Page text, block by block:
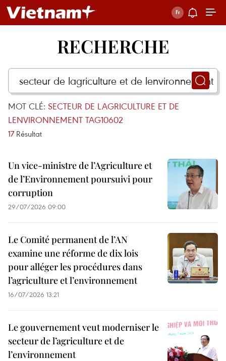
RECHERCHE
MOT CLÉ: SECTEUR DE LAGRICULTURE ET DE
LENVIRONNEMENT TAG10602
17 Résultat
Un vice-ministre de l’Agriculture et
de l’Environnement poursuivi pour
corruption
29/07/2026 09:00
Le Comité permanent de l’AN
examine une réforme de dix lois
pour alléger les procédures dans
l’agriculture et l’environnement
16/07/2026 13:21
Le gouvernement veut moderniser le
secteur de l’agriculture et de
l’environnement